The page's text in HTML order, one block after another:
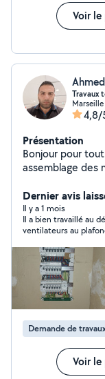
Voir
Travaux
4,8/
Présentation
Bonjour pour
assemblage des
bâtiment et
hésitez pas à me
Dernier avis
Il y a 1 mois
Il a bien travaillé au
ventilateurs au
des trois
bouge (pas de
juin) c'est dangereux
du montage (on
vais devoir faire
d'installer des
déplacement mais il
pas fiable
Demande de
Voir